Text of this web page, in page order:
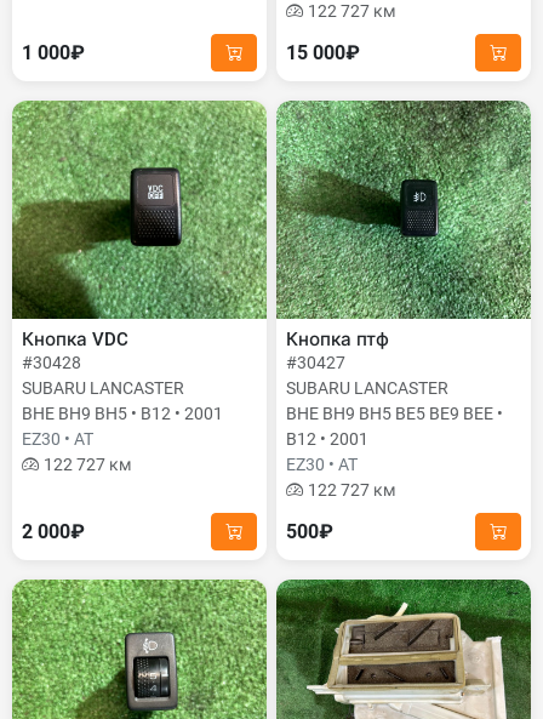
1 000₽
122 727 км
15 000₽
Кнопка VDC
#30428
SUBARU LANCASTER
BHE BH9 BH5 • B12 • 2001
EZ30 • AT
122 727 км
2 000₽
Кнопка птф
#30427
SUBARU LANCASTER
BHE BH9 BH5 BE5 BE9 BEE •
B12 • 2001
EZ30 • AT
122 727 км
500₽